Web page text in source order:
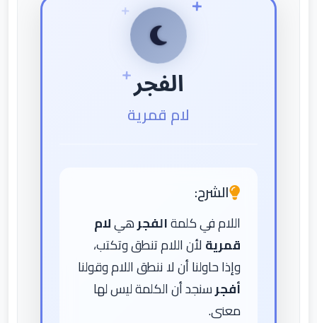
الفجر
لام قمرية
الشرح:
اللام في كلمةالفجرهيلام
قمريةلأن اللام تنطق وتكتب،
وإذا حاولنا أن لا ننطق اللام وقولنا
أفجرسنجد أن الكلمة ليس لها
معنى.